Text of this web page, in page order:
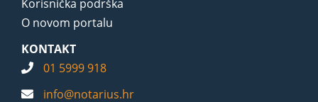
Korisnička podrška
O novom portalu
KONTAKT
01 5999 918
info@notarius.hr